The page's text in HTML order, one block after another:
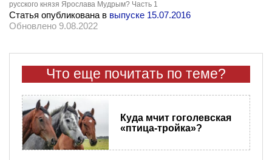
русского князя Ярослава Мудрым? Часть 1
Статья опубликована в выпуске 15.07.2016
Обновлено 9.08.2022
Что еще почитать по теме?
Куда мчит гоголевская
«птица-тройка»?